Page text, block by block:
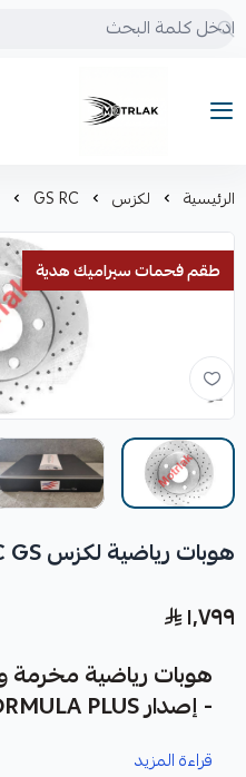
Motrlak
الرئيسية لكزس GS RC
طقم فحمات سيراميك هدية
هوبات رياضية لكزس RC GS
١٬٧٩٩
- إصدار FORMULA PLUS
قراءة المزيد